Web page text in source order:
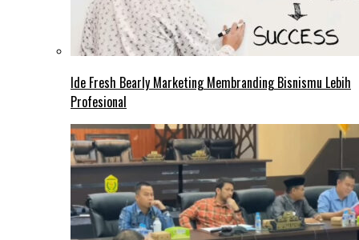
Ide Fresh Bearly Marketing Membranding Bisnismu Lebih
Profesional